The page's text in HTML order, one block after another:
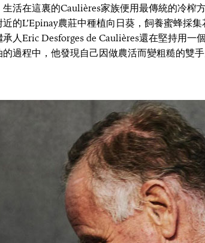
生活在這裏的Caulières家族便用最傳統的冷榨
的L’Epinay農莊中種植向日葵，飼養蜜蜂採
人Eric Desforges de Caulières還在堅持用一
過程中，他發現自己因做農活而變粗糙的雙手